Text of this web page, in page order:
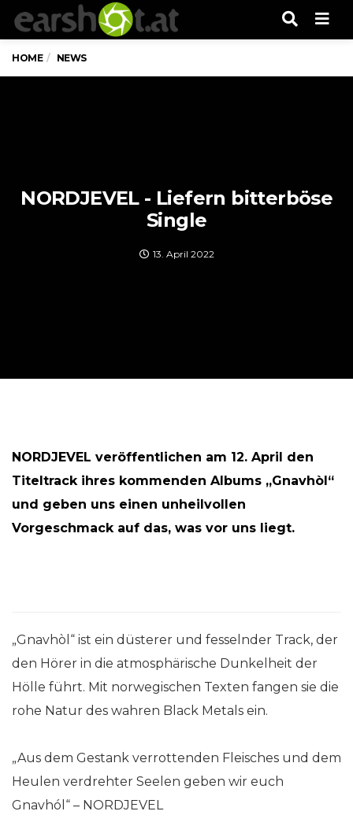
HOME NEWS
NORDJEVEL - Liefern bitterböse
Single
13. April 2022
NORDJEVEL veröffentlichen am 12. April den
Titeltrack ihres kommenden Albums „Gnavhòl“
und geben uns einen unheilvollen
Vorgeschmack auf das, was vor uns liegt.
„Gnavhòl“ ist ein düsterer und fesselnder Track, der
den Hörer in die atmosphärische Dunkelheit der
Hölle führt. Mit norwegischen Texten fangen sie die
rohe Natur des wahren Black Metals ein.
„Aus dem Gestank verrottenden Fleisches und dem
Heulen verdrehter Seelen geben wir euch
Gnavhól“ – NORDJEVEL